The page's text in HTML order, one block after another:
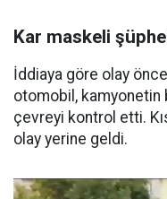
Kar maskeli
İddiaya göre olay
otomobil,
çevreyi kontrol etti.
olay yerine geldi.